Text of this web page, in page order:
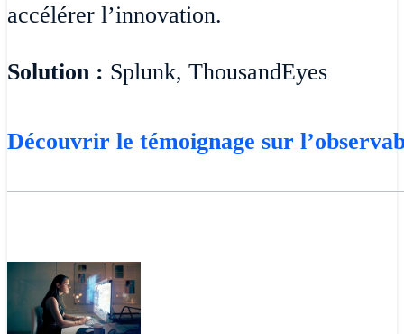
accélérer l’innovation.
Solution : Splunk, ThousandEyes
Découvrir le témoignage sur